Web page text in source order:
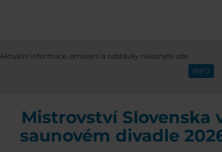
Čeština
AKTIVITY A EVENTY EVENTY
Mistrovství Slovenska
saunovém divadle
Aktuální informace, omezení a odstávky naleznete zde.
INFO